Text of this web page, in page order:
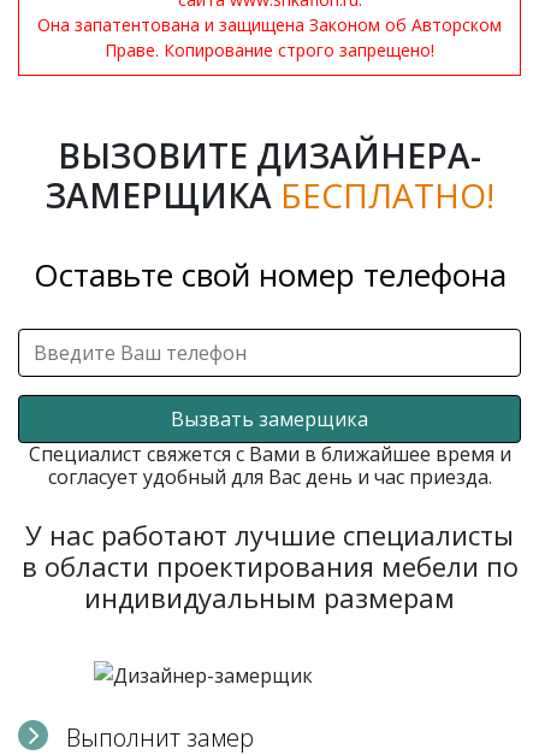
Она запатентована и защищена Законом об Авторском
Праве. Копирование строго запрещено!
ВЫЗОВИТЕ ДИЗАЙНЕРА-
ЗАМЕРЩИКА БЕСПЛАТНО!
Оставьте свой номер телефона
Вызвать замерщика
Специалист свяжется с Вами в ближайшее время и
согласует удобный для Вас день и час приезда.
У нас работают лучшие специалисты
в области проектирования мебели по
индивидуальным размерам
Выполнит замер